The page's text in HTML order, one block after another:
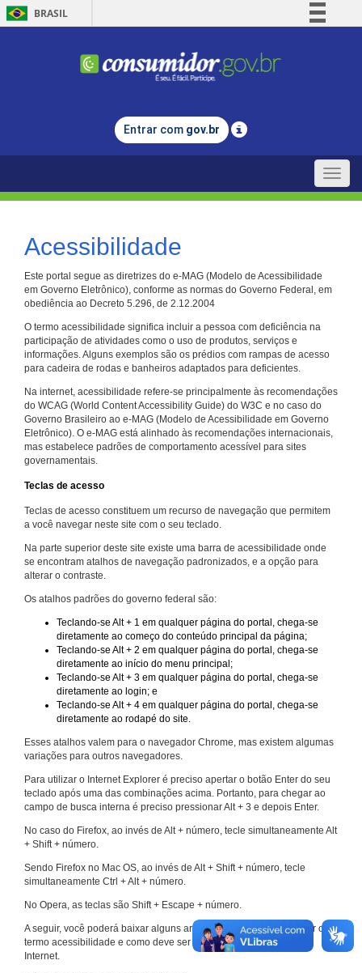
BRASIL
Comunica BR
Legislação
Entrar com gov.br
Toggle
Acessibilidade
Este portal segue as diretrizes do e-MAG (Modelo de Acessibilidade
em Governo Eletrônico), conforme as normas do Governo Federal, em
obediência ao Decreto 5.296, de 2.12.2004
O termo acessibilidade significa incluir a pessoa com deficiência na
participação de atividades como o uso de produtos, serviços e
informações. Alguns exemplos são os prédios com rampas de acesso
para cadeira de rodas e banheiros adaptados para deficientes.
Na internet, acessibilidade refere-se principalmente às recomendações
do WCAG (World Content Accessibility Guide) do W3C e no caso do
Governo Brasileiro ao e-MAG (Modelo de Acessibilidade em Governo
Eletrônico). O e-MAG está alinhado às recomendações internacionais,
mas estabelece padrões de comportamento acessível para sites
governamentais.
Teclas de acesso
Teclas de acesso constituem um recurso de navegação que permitem
a você navegar neste site com o seu teclado.
Na parte superior deste site existe uma barra de acessibilidade onde
se encontram atalhos de navegação padronizados, e a opção para
alterar o contraste.
Os atalhos padrões do governo federal são:
Teclando-se Alt + 1 em qualquer página do portal, chega-se
diretamente ao começo do conteúdo principal da página;
Teclando-se Alt + 2 em qualquer página do portal, chega-se
diretamente ao início do menu principal;
Teclando-se Alt + 3 em qualquer página do portal, chega-se
diretamente ao login; e
Teclando-se Alt + 4 em qualquer página do portal, chega-se
diretamente ao rodapé do site.
Esses atalhos valem para o navegador Chrome, mas existem algumas
variações para outros navegadores.
Para utilizar o Internet Explorer é preciso apertar o botão Enter do seu
teclado após uma das combinações acima. Portanto, para chegar ao
campo de busca interna é preciso pressionar Alt + 3 e depois Enter.
No caso do Firefox, ao invés de Alt + número, tecle simultaneamente Alt
+ Shift + número.
Sendo Firefox no Mac OS, ao invés de Alt + Shift + número, tecle
simultaneamente Ctrl + Alt + número.
No Opera, as teclas são Shift + Escape + número.
A seguir, você poderá baixar alguns arquivos que explicam melhor o
termo acessibilidade e como deve ser implementado nos sites da
Internet.